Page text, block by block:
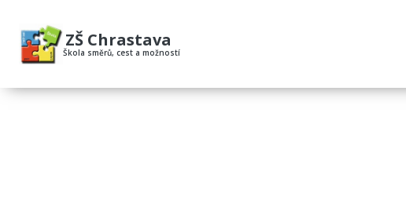
ZŠ Chrastava
Škola směrů, cest a možností